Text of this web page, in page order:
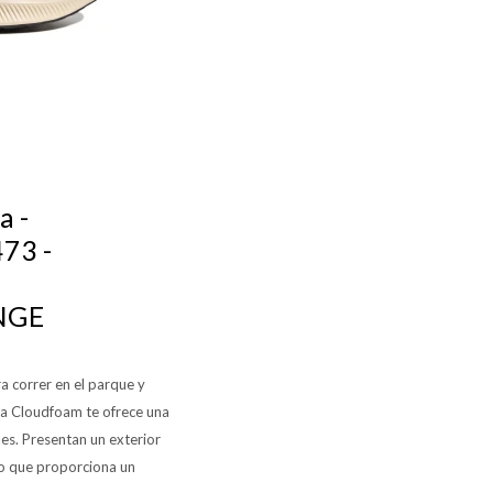
-
-
correr en el parque y
Cloudfoam te ofrece una
Presentan un exterior
que proporciona un